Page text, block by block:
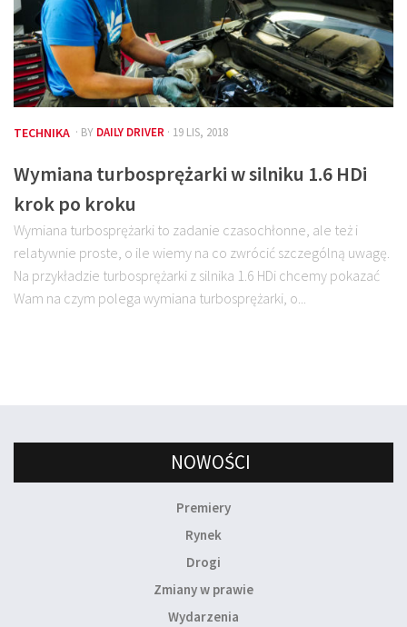
TECHNIKA · BY DAILY DRIVER · 19 LIS, 2018
Wymiana turbosprężarki w silniku 1.6 HDi
krok po kroku
Wymiana turbosprężarki to zadanie czasochłonne, ale też i
relatywnie proste, o ile wiemy na co zwrócić szczególną uwagę.
Na przykładzie turbosprężarki z silnika 1.6 HDi chcemy pokazać
Wam na czym polega wymiana turbosprężarki, o...
NOWOŚCI
Premiery
Rynek
Drogi
Zmiany w prawie
Wydarzenia